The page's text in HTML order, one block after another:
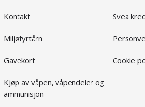
Kontakt
Miljøfyrtårn
Gavekort
Kjøp av våpen, våpendeler og
ammunisjon
Svea
Cookie